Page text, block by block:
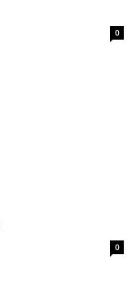
0
0